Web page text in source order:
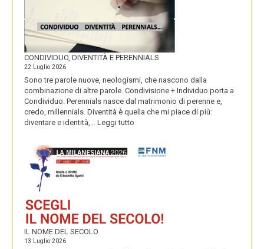
CONDIVIDUO, DIVENTITÀ E PERENNIALS
22 Luglio 2026
Sono tre parole nuove, neologismi, che nascono dalla
combinazione di altre parole. Condivisione + Individuo porta a
Condividuo. Perennials nasce dal matrimonio di perenne e,
credo, millennials. Diventità è quella che mi piace di più:
diventare e identità,… Leggi tutto
E
IL NOME DEL SECOLO
13 Luglio 2026